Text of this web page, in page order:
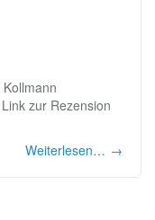
zur Rezension
Weiterlesen… →